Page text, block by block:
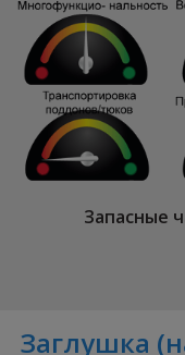
Запасные
Заглушка